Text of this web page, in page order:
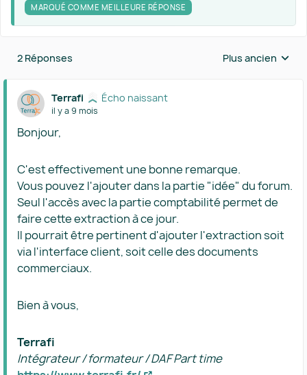
MARQUÉ COMME MEILLEURE RÉPONSE
2 Réponses Réponses triées
Plus ancien
Terrafi Écho naissant
il y a 9 mois
Bonjour,
C'est effectivement une bonne remarque.
Vous pouvez l'ajouter dans la partie "idée" du forum.
Seul l'accès avec la partie comptabilité permet de
faire cette extraction à ce jour.
Il pourrait être pertinent d'ajouter l'extraction soit
via l'interface client, soit celle des documents
commerciaux.
Bien à vous,
Terrafi
Intégrateur / formateur / DAF Part time